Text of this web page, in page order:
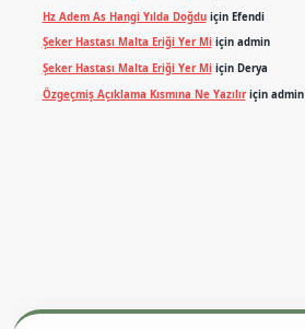
Hz Adem As Hangi Yılda Doğduiçin Efendi
Şeker Hastası Malta Eriği Yer Miiçin admin
Şeker Hastası Malta Eriği Yer Miiçin Derya
Özgeçmiş Açıklama Kısmına Ne Yazılıriçin admin